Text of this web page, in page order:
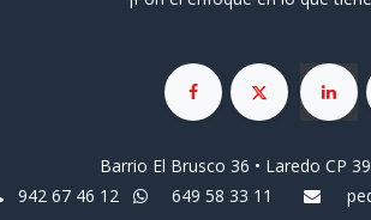
Barrio El Brusco 36 • Laredo CP
942 67 46 12
649 58 33 11